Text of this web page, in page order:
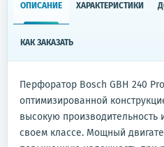
ОПИСАНИЕ ХАРАКТЕРИСТИКИ
КАК ЗАКАЗАТЬ
Перфоратор Bosch GBH 240
оптимизированной
высокую производительность
своем классе. Мощный